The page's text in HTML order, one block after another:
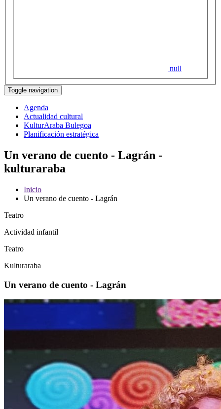
null
Toggle navigation
Agenda
Actualidad cultural
KulturAraba Bulegoa
Planificación estratégica
Un verano de cuento - Lagrán -
kulturaraba
Inicio
Un verano de cuento - Lagrán
Teatro
Actividad infantil
Teatro
Kulturaraba
Un verano de cuento - Lagrán